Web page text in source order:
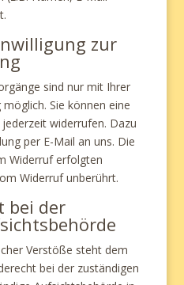
zur
sind nur mit Ihrer
Sie können eine
widerrufen. Dazu
per E-Mail an uns. Die
Widerruf erfolgten
Widerruf unberührt.
bei der
Verstöße steht dem
bei der zuständigen